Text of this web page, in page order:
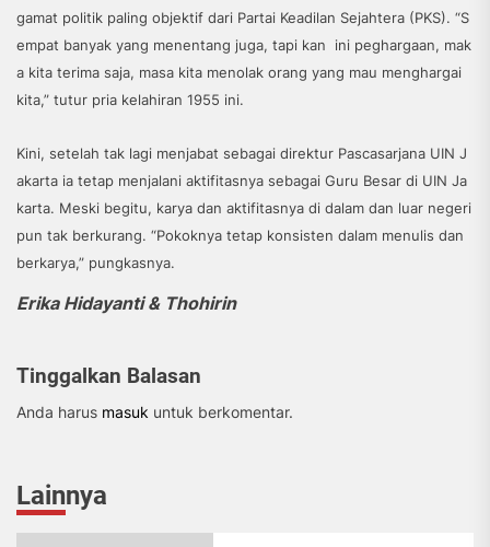
gamat politik paling objektif dari Partai Keadilan Sejahtera (PKS). “S
empat banyak yang menentang juga, tapi kan
ini peghargaan, mak
a kita terima saja, masa kita menolak orang yang mau menghargai
kita,” tutur pria kelahiran 1955 ini.
Kini, setelah tak lagi menjabat sebagai direktur Pascasarjana UIN J
akarta ia tetap menjalani aktifitasnya sebagai Guru Besar di UIN Ja
karta. Meski begitu, karya dan aktifitasnya di dalam dan luar negeri
pun tak berkurang. “Pokoknya tetap konsisten dalam menulis dan
berkarya,” pungkasnya.
Erika Hidayanti & Thohirin
Tinggalkan Balasan
Anda harus masuk untuk berkomentar.
Lainnya